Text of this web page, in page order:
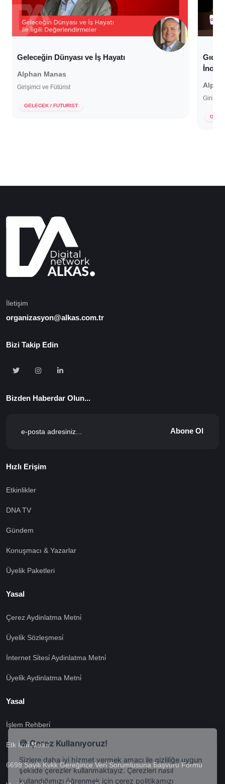
Geleceğin Dünyası ve İş Hayatı
Alphan Manas
Girişimci ve Fütürist
GELECEK / FUTURIST
Gıda
GIDA
İletişim
organizasyon@alkas.com.tr
Bizi Takip Edin
Bizden Haberdar Olun...
Abone Ol
Hızlı Erişim
Etkinlikler
DNA TV
Gündem
Konuşmacı & Yazarlar
Üyelik Paketleri
Yasal
Çerez Aydinlatma Metni̇
Üyeli̇k Sözleşmesi̇
İnternet Si̇tesi̇ Aydinlatma Metni̇
Üyeli̇k Aydinlatma Metni̇
Yasal
İşlem Rehberi̇
Etk İzni̇ Metni̇
6698 Sayili Kvkk Gereği̇nce Veri̇ Sorumlusuna Başvuru Formu
şekilde çerezler kullanmaktayız. Çerezleri nasıl
kullandığımızı öğrenmek için çerez politikamızı